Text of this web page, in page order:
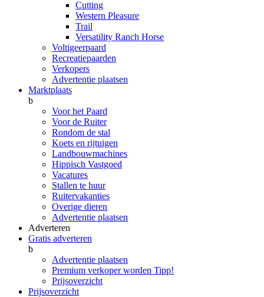
Cutting
Western Pleasure
Trail
Versatility Ranch Horse
Voltigeerpaard
Recreatiepaarden
Verkopers
Advertentie plaatsen
Marktplaats
b
Voor het Paard
Voor de Ruiter
Rondom de stal
Koets en rijtuigen
Landbouwmachines
Hippisch Vastgoed
Vacatures
Stallen te huur
Ruitervakanties
Overige dieren
Advertentie plaatsen
Adverteren
Gratis adverteren
b
Advertentie plaatsen
Premium verkoper worden Tipp!
Prijsoverzicht
Prijsoverzicht